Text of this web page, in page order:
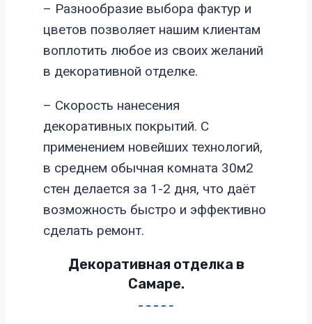
– Разнообразие выбора фактур и
цветов позволяет нашим клиентам
воплотить любое из своих желаний
в декоративной отделке.
– Скорость нанесения
декоративных покрытий. С
применением новейших технологий,
в среднем обычная комната 30м2
стен делается за 1-2 дня, что даёт
возможность быстро и эффективно
сделать ремонт.
Декоративная отделка в
Самаре.